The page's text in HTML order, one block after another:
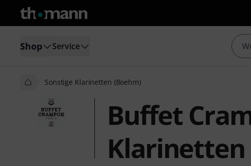
Shop Service
Sonstige Klarinetten (Boehm)
Buffet
Klarinetten